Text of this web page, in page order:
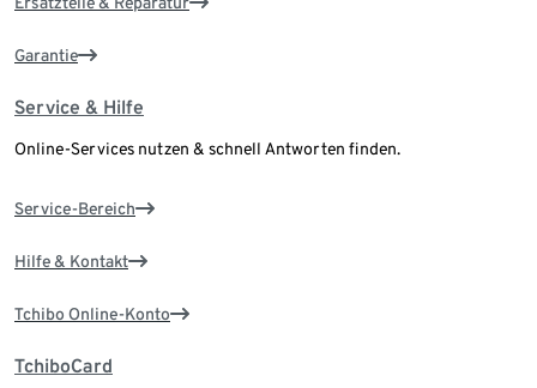
Garantie
Service & Hilfe
Online-Services nutzen & schnell Antworten finden.
Service-Bereich
Hilfe & Kontakt
Tchibo Online-Konto
TchiboCard